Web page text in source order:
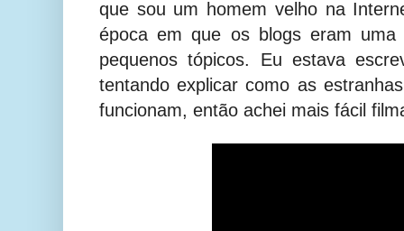
que sou um homem velho na
época em que os blogs eram uma
pequenos tópicos. Eu estava
tentando explicar como as
funcionam, então achei mais fácil